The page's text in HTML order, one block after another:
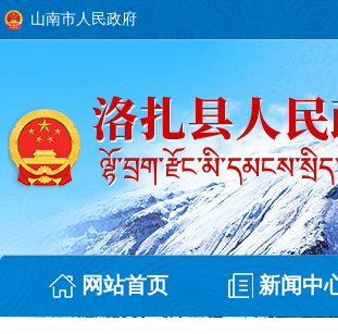
山南市人民政府
网站首页 新闻中